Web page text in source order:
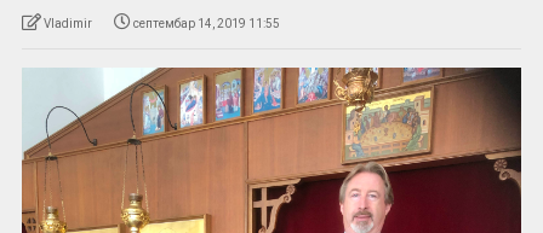
Vladimir септембар 14, 2019 11:55